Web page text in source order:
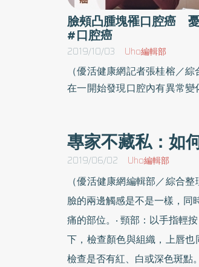
臉頰凸腫塊罹口腔癌
#口腔癌
2019/10/03 Uho編輯部
（優活健康網記者張桂榕／
在一開始發現口腔內有異常變
不明顯，病人常常置之不理
變嚴重後才會來就醫。牙齦及
腫塊的江先生，在太太陪伴下
緣和有乳突狀突出使得左臉
西，經切片檢查確診為「口
過程中，江太太直抱怨是因
平常勸他戒菸戒檳榔都不聽
愛面子啦，長了腫塊還隱瞞
專家不藏私：如
2019/06/02 Uho編輯部
（優活健康網編輯部／綜合
臉的兩邊觸感是不是一樣，同
痛的部位。‧ 頸部：以手指輕
下，檢查顏色與組織，上唇也
檢查是否有紅、白或深色斑點